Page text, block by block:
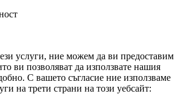
услуги, ние можем да ви предоставим
ви позволяват да използвате нашия
С вашето съгласие ние използваме
на трети страни на този уебсайт: